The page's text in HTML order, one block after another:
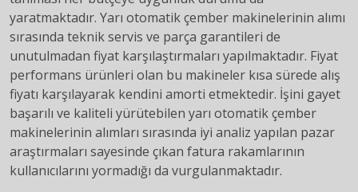
yaratmaktadır. Yarı otomatik çember makinelerinin alımı
sırasında teknik servis ve parça garantileri de
unutulmadan fiyat karşılaştırmaları yapılmaktadır. Fiyat
performans ürünleri olan bu makineler kısa sürede alış
fiyatı karşılayarak kendini amorti etmektedir. İşini gayet
başarılı ve kaliteli yürütebilen yarı otomatik çember
makinelerinin alımları sırasında iyi analiz yapılan pazar
araştırmaları sayesinde çıkan fatura rakamlarının
kullanıcılarını yormadığı da vurgulanmaktadır.